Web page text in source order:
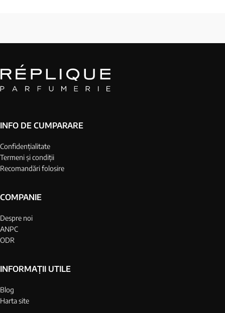
INFO DE CUMPARARE
Confidențialitate
Termeni și condiții
Recomandări folosire
COMPANIE
Despre noi
ANPC
ODR
INFORMAȚII UTILE
Blog
Harta site